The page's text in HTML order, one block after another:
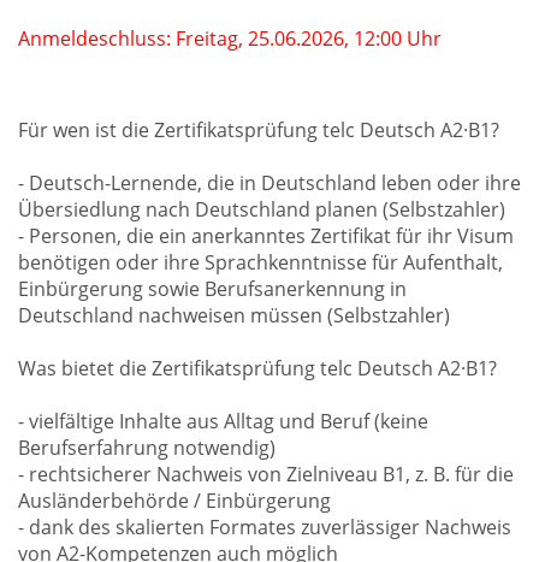
Anmeldeschluss: Freitag, 25.06.2026, 12:00 Uhr
Für wen ist die Zertifikatsprüfung telc Deutsch A2·B1?
- Deutsch-Lernende, die in Deutschland leben oder ihre
Übersiedlung nach Deutschland planen (Selbstzahler)
- Personen, die ein anerkanntes Zertifikat für ihr Visum
benötigen oder ihre Sprachkenntnisse für Aufenthalt,
Einbürgerung sowie Berufsanerkennung in
Deutschland nachweisen müssen (Selbstzahler)
Was bietet die Zertifikatsprüfung telc Deutsch A2·B1?
- vielfältige Inhalte aus Alltag und Beruf (keine
Berufserfahrung notwendig)
- rechtsicherer Nachweis von Zielniveau B1, z. B. für die
Ausländerbehörde / Einbürgerung
- dank des skalierten Formates zuverlässiger Nachweis
von A2-Kompetenzen auch möglich